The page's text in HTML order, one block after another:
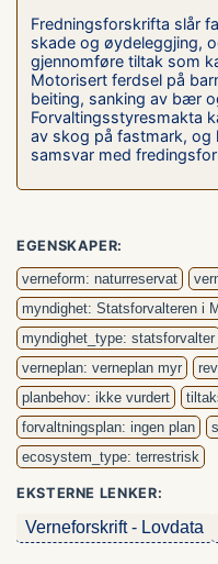
Fredningsforskrifta slår
skade og øydeleggjing,
gjennomføre tiltak som
Motorisert ferdsel på
beiting, sanking av bær
Forvaltingsstyresmakta
av skog på fastmark, og
samsvar med
EGENSKAPER:
verneform: naturreservat
myndighet: Statsforvalteren i
myndighet_type: statsforvalter
verneplan: verneplan myr
planbehov: ikke vurdert
forvaltningsplan: ingen plan
ecosystem_type: terrestrisk
EKSTERNE LENKER:
Verneforskrift - Lovdata